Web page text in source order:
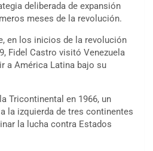
deliberada de expansión
meses de la revolución.
en los inicios de la revolución
Fidel Castro visitó Venezuela
a América Latina bajo su
Tricontinental en 1966, un
la izquierda de tres continentes
la lucha contra Estados